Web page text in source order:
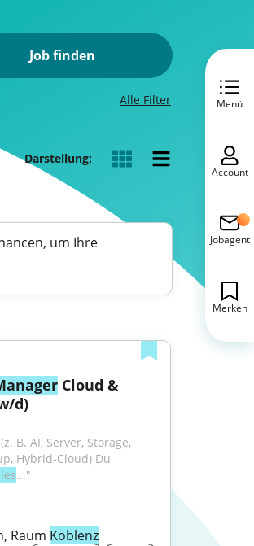
Job finden
Alle Filter
Darstellung:
um Ihre
Cloud &
d)
B. AI, Server, Storage,
Hybrid-Cloud) Du
..."
Raum Koblenz
Menü
Account
Jobagent
Merken